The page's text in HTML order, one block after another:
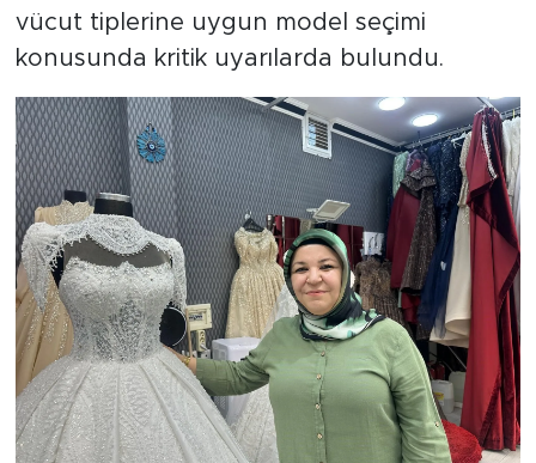
vücut tiplerine uygun model seçimi
konusunda kritik uyarılarda bulundu.